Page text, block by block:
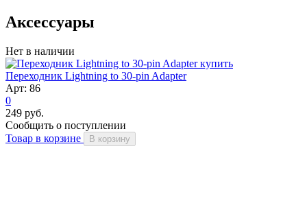
Аксессуары
Нет в наличии
Переходник Lightning to 30-pin Adapter
Арт: 86
0
249 руб.
Сообщить о поступлении
Товар в корзине
В корзину